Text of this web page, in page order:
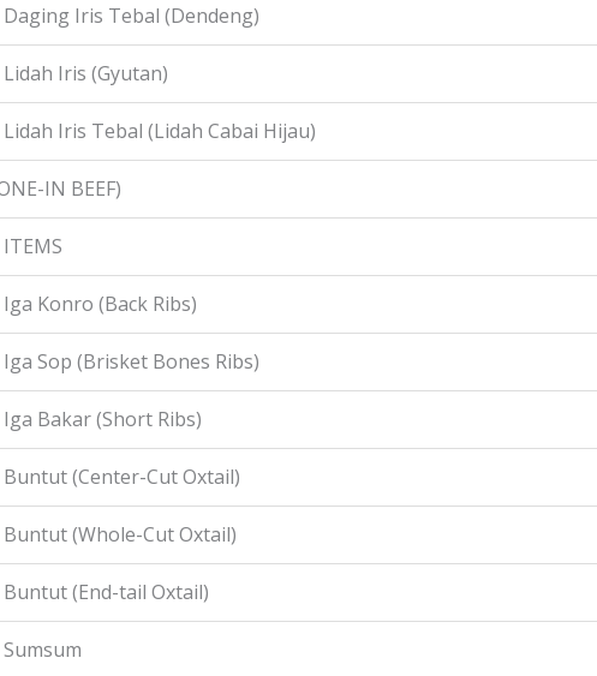
Daging Iris Tebal (Dendeng)
Lidah Iris (Gyutan)
Lidah Iris Tebal (Lidah Cabai Hijau)
IN BEEF)
ITEMS
Iga Konro (Back Ribs)
Iga Sop (Brisket Bones Ribs)
Iga Bakar (Short Ribs)
Buntut (Center-Cut Oxtail)
Buntut (Whole-Cut Oxtail)
Buntut (End-tail Oxtail)
Sumsum